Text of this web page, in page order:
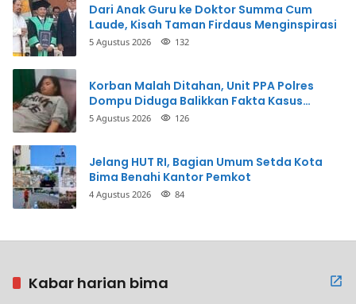
Dari Anak Guru ke Doktor Summa Cum
Laude, Kisah Taman Firdaus Menginspirasi
5 Agustus 2026 132
Korban Malah Ditahan, Unit PPA Polres
Dompu Diduga Balikkan Fakta Kasus
Penganiayaan
5 Agustus 2026 126
Jelang HUT RI, Bagian Umum Setda Kota
Bima Benahi Kantor Pemkot
4 Agustus 2026 84
Kabar harian bima